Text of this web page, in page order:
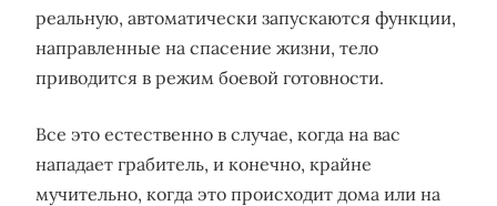
реальную, автоматически запускаются функции,
направленные на спасение жизни, тело
приводится в режим боевой готовности.
Все это естественно в случае, когда на вас
нападает грабитель, и конечно, крайне
мучительно, когда это происходит дома или на